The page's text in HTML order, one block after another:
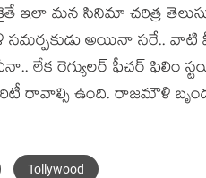
ఇలా మన సినిమా చరిత్ర
సమర్పకుడు అయినా సరే.. వాటి
లేక రెగ్యులర్ ఫీచర్
రావాల్సి ఉంది. రాజమౌళి
Tollywood